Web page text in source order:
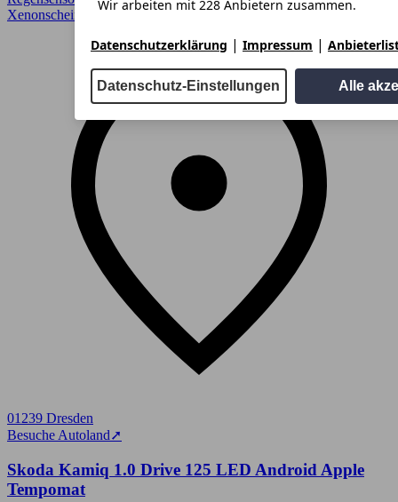
Wir arbeiten mit 228 Anbietern zusammen.
Datenschutzerklärung | Impressum |
Datenschutz-Einstellungen Alle
Xenonscheinwerfer
01239 Dresden
Besuche Autoland➚
Skoda Kamiq 1.0 Drive 125 LED Android Apple
Tempomat